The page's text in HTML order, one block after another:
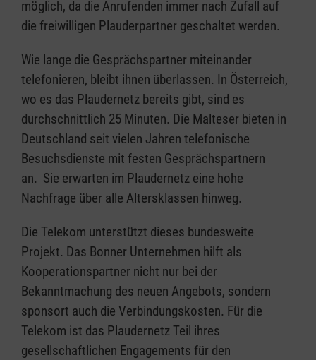
möglich, da die Anrufenden immer nach Zufall auf
die freiwilligen Plauderpartner geschaltet werden.
Wie lange die Gesprächspartner miteinander
telefonieren, bleibt ihnen überlassen. In Österreich,
wo es das Plaudernetz bereits gibt, sind es
durchschnittlich 25 Minuten. Die Malteser bieten in
Deutschland seit vielen Jahren telefonische
Besuchsdienste mit festen Gesprächspartnern
an. Sie erwarten im Plaudernetz eine hohe
Nachfrage über alle Altersklassen hinweg.
Die Telekom unterstützt dieses bundesweite
Projekt. Das Bonner Unternehmen hilft als
Kooperationspartner nicht nur bei der
Bekanntmachung des neuen Angebots, sondern
sponsort auch die Verbindungskosten. Für die
Telekom ist das Plaudernetz Teil ihres
gesellschaftlichen Engagements für den